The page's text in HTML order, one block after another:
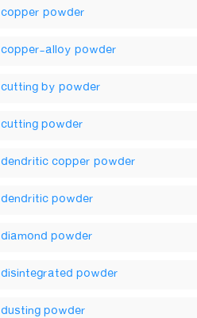
copper powder
copper-alloy powder
cutting by powder
cutting powder
dendritic copper powder
dendritic powder
diamond powder
disintegrated powder
dusting powder